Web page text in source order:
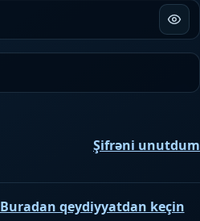
Şifrəni unutdum
Buradan qeydiyyatdan keçin